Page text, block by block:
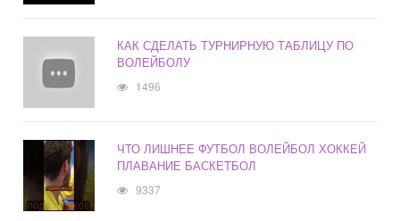
КАК СДЕЛАТЬ ТУРНИРНУЮ ТАБЛИЦУ ПО
ВОЛЕЙБОЛУ
1496
ЧТО ЛИШНЕЕ ФУТБОЛ ВОЛЕЙБОЛ ХОККЕЙ
ПЛАВАНИЕ БАСКЕТБОЛ
9337